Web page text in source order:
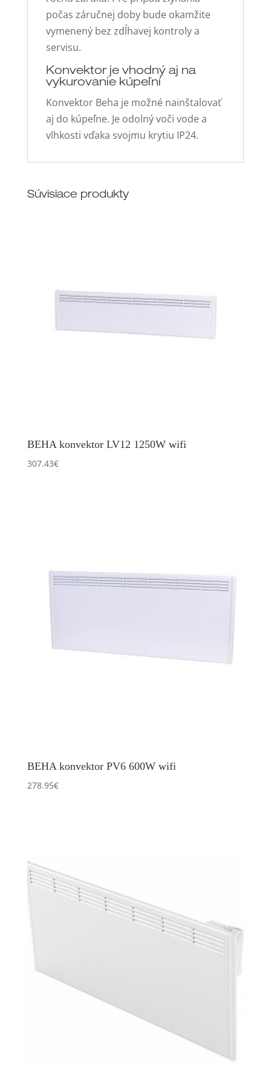
počas záručnej doby bude okamžite
vymenený bez zdĺhavej kontroly a
servisu.
Konvektor je vhodný aj na
vykurovanie kúpeľní
Konvektor Beha je možné nainštalovať
aj do kúpeľne. Je odolný voči vode a
vlhkosti vďaka svojmu krytiu IP24.
Súvisiace produkty
BEHA konvektor LV12 1250W wifi
307.43€
BEHA konvektor PV6 600W wifi
278.95€